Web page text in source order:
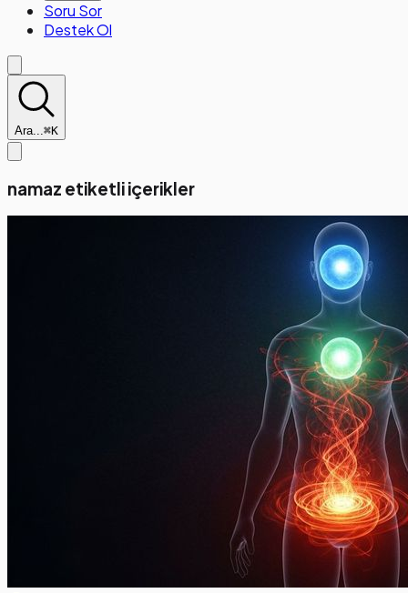
Soru Sor
Destek Ol
Ara...⌘K
namaz etiketli içerikler